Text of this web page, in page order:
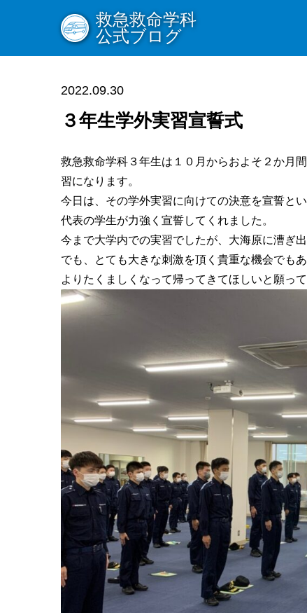
救急救命学科
公式ブログ
2022.09.30
３年生学外実習宣誓式
救急救命学科３年生は１０月からおよそ２か月
習になります。
今日は、その学外実習に向けての決意を宣誓とい
代表の学生が力強く宣誓してくれました。
今まで大学内での実習でしたが、大海原に漕ぎ
でも、とても大きな刺激を頂く貴重な機会でもあ
よりたくましくなって帰ってきてほしいと願って